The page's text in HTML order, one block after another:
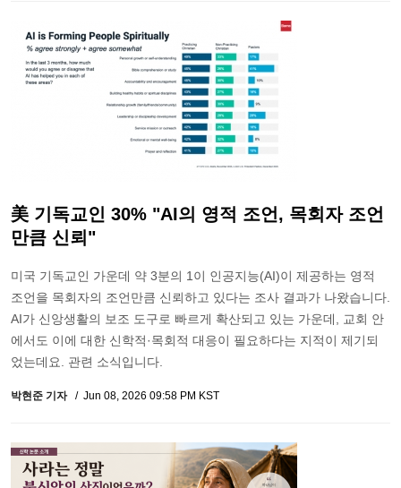
美 기독교인 30% "AI의 영적 조언, 목회자 조언
만큼 신뢰"
미국 기독교인 가운데 약 3분의 1이 인공지능(AI)이 제공하는 영적
조언을 목회자의 조언만큼 신뢰하고 있다는 조사 결과가 나왔습니다.
AI가 신앙생활의 보조 도구로 빠르게 확산되고 있는 가운데, 교회 안
에서도 이에 대한 신학적·목회적 대응이 필요하다는 지적이 제기되
었는데요. 관련 소식입니다.
박현준 기자 Jun 08, 2026 09:58 PM KST